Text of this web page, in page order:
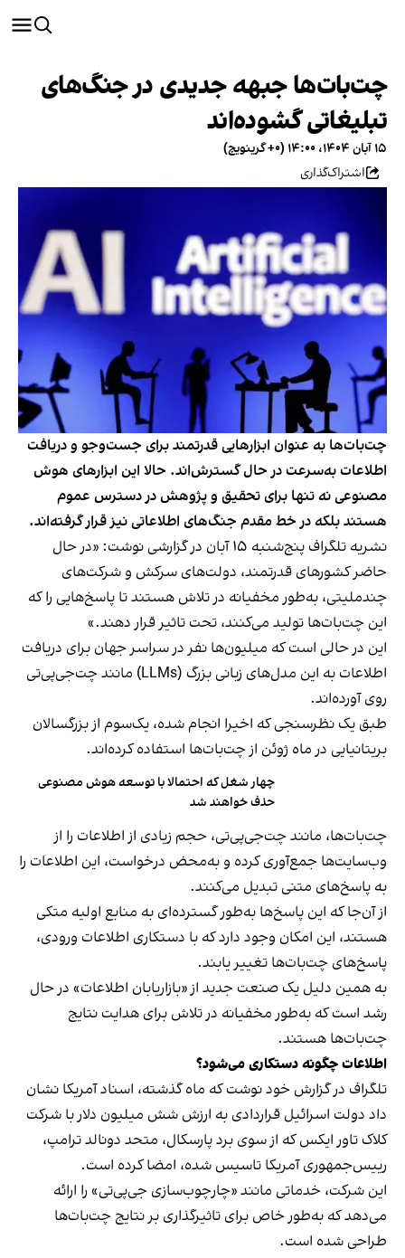
چت‌بات‌ها جبهه جدیدی در جنگ‌‌های
تبلیغاتی گشوده‌اند
۱۵ آبان ۱۴۰۴، ۱۴:۰۰ (‎+۰ گرینویچ)
اشتراک‌گذاری
چت‌بات‌ها به عنوان ابزارهایی قدرتمند برای جست‌وجو و دریافت
اطلاعات به‌سرعت در حال گسترش‌اند. حالا این ابزارهای هوش
مصنوعی نه تنها برای تحقیق و پژوهش در دسترس عموم
هستند بلکه در خط مقدم جنگ‌های اطلاعاتی نیز قرار گرفته‌اند.
نشریه تلگراف پنج‌شنبه ۱۵ آبان در گزارشی نوشت: «در حال
حاضر کشورهای قدرتمند، دولت‌های سرکش و شرکت‌های
چندملیتی، به‌طور مخفیانه در تلاش هستند تا پاسخ‌هایی را که
این چت‌بات‌ها تولید می‌کنند، تحت تاثیر قرار دهند.»
این در حالی است که میلیون‌ها نفر در سراسر جهان برای دریافت
اطلاعات به این مدل‌های زبانی بزرگ (LLMs) مانند چت‌جی‌پی‌تی
روی آورده‌اند.
طبق یک نظرسنجی که اخیرا انجام شده، یک‌سوم از بزرگسالان
بریتانیایی در ماه ژوئن از چت‌بات‌ها استفاده کرده‌اند.
چهار شغل که احتمالا با توسعه هوش مصنوعی
حذف خواهند شد
چت‌بات‌ها، مانند چت‌جی‌پی‌تی، حجم زیادی از اطلاعات را از
وب‌سایت‌ها جمع‌آوری کرده و به‌محض درخواست، این اطلاعات را
به پاسخ‌های متنی تبدیل می‌کنند.
از آن‌جا که این پاسخ‌ها به‌طور گسترده‌ای به منابع اولیه متکی
هستند، این امکان وجود دارد که با دستکاری اطلاعات ورودی،
پاسخ‌های چت‌بات‌ها تغییر یابند.
به همین دلیل یک صنعت جدید از «بازاریابان اطلاعات» در حال
رشد است که به‌طور مخفیانه در تلاش برای هدایت نتایج
چت‌بات‌ها هستند.
اطلاعات چگونه دستکاری می‌شود؟
تلگراف در گزارش خود نوشت که ماه گذشته، اسناد آمریکا نشان
داد دولت اسرائیل قراردادی به ارزش شش میلیون دلار با شرکت
کلاک تاور ایکس که از سوی برد پارسکال، متحد دونالد ترامپ،
رییس‌جمهوری آمریکا تاسیس شده، امضا کرده است.
این شرکت، خدماتی مانند «چارچوب‌سازی جی‌پی‌تی» را ارائه
می‌دهد که به‌طور خاص برای تاثیرگذاری بر نتایج چت‌بات‌ها
طراحی شده است.